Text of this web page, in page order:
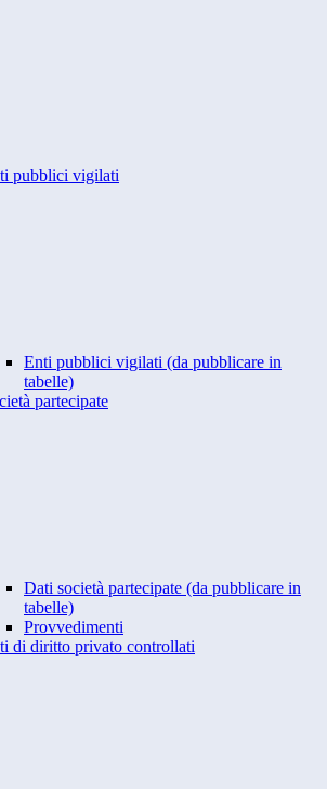
pubblici vigilati
Enti pubblici vigilati (da pubblicare in
tabelle)
partecipate
Dati società partecipate (da pubblicare in
tabelle)
Provvedimenti
di diritto privato controllati